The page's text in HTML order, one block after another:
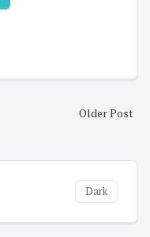
Older Post
Dark